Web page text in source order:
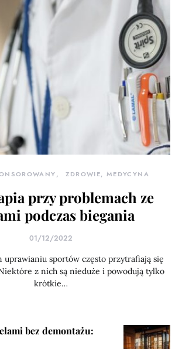
ZDROWIE, MEDYCYNA
przy problemach ze
podczas biegania
01/12/2022
uprawianiu sportów często przytrafiają się
z nich są nieduże i powodują tylko
krótkie…
bez demontażu: